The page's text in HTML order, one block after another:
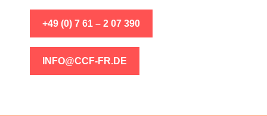
+49 (0) 7 61 – 2 07 390
INFO@CCF-FR.DE